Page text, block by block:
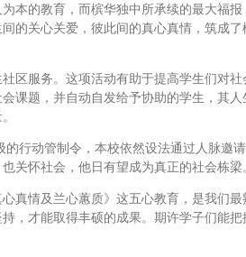
本的教育，而槟华独中所承续的最大福
的关心关爱，彼此间的真心真情，筑成
区服务。这项活动有助于提高学生们对
课题，并自动自发给予协助的学生，其
行动管制令，本校依然设法通过人脉邀
关怀社会，他日有望成为真正的社会栋梁。
情及兰心蕙质》这五心教育，是我们最
，才能取得丰硕的成果。期许学子们能把